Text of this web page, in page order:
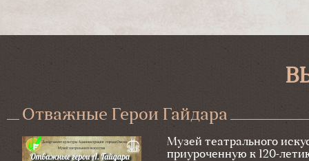
Отважные Герои Гайдара
Музей театрального
приуроченную к 120-